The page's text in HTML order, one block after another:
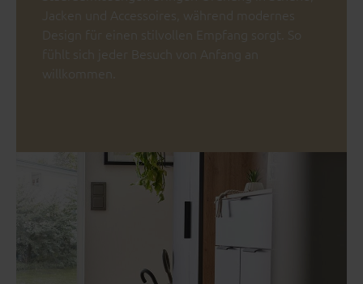
Jacken und Accessoires, während modernes
Design für einen stilvollen Empfang sorgt. So
fühlt sich jeder Besuch von Anfang an
willkommen.